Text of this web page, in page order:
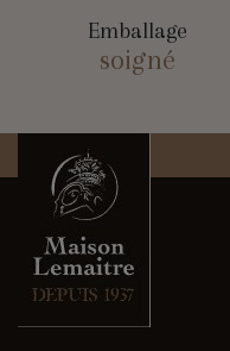
Emballage
soigné